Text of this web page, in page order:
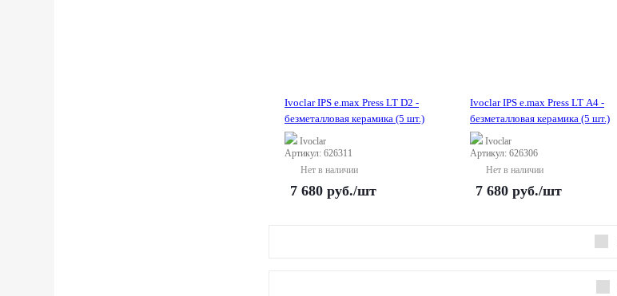
Ivoclar IPS e.max Press LT D2 -
безметалловая керамика (5 шт.)
Ivoclar
Артикул: 626311
Нет в наличии
7 680 руб./шт
Ivoclar IPS e.max Press LT A4 -
безметалловая керамика (5 шт.)
Ivoclar
Артикул: 626306
Нет в наличии
7 680 руб./шт